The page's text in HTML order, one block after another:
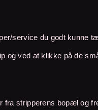
service du godt kunne
og ved at klikke på de
stripperens bopæl og